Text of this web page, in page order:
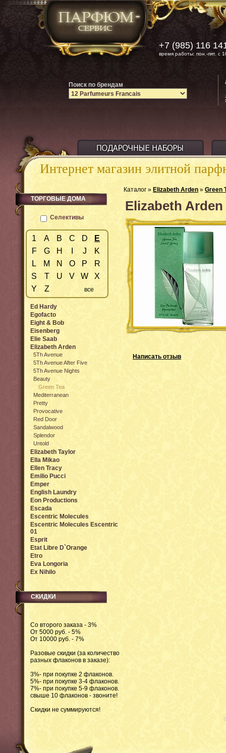
Интернет магазин элитной
Каталог » Elizabeth Arden » Green
Elizabeth
Написать отзыв
ТОРГОВЫЕ ДОМА
Селективы
1 A B C D
E
F
G H J
K
L
M N O P
R
S
T U V W
X
Y
Z все
Ed Hardy
Egofacto
Eight & Bob
Eisenberg
Elie Saab
Elizabeth Arden
5Th Avenue
5Th Avenue After Five
5Th Avenue Nights
Beauty
Green Tea
Mediterranean
Pretty
Provocative
Red Door
Sandalwood
Splendor
Untold
Elizabeth Taylor
Ella Mikao
Ellen Tracy
Emilio Pucci
Emper
English Laundry
Eon Productions
Escada
Escentric Molecules
Escentric Molecules Escentric
01
Esprit
Etat Libre D`Orange
Etro
Eva Longoria
Ex Nihilo
СКИДКИ
Со второго заказа - 3%
От 5000 руб. - 5%
От 10000 руб. - 7%
Разовые скидки (за количество
разных флаконов в заказе):
3%- при покупке 2 флаконов.
5%- при покупке 3-4 флаконов.
7%- при покупке 5-9 флаконов.
свыше 10 флаконов - звоните!
Скидки не суммируются!
+7 (985) 116
время работы: пон.-пят. с
Поиск по брендам